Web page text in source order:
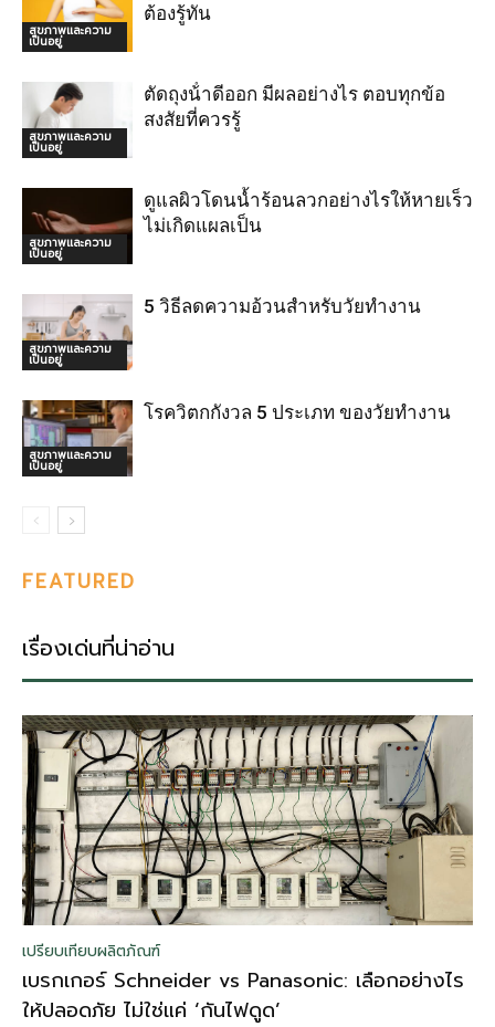
สุขภาพและความ
เป็นอยู่
ต้องรู้ทัน
สุขภาพและความ
เป็นอยู่
ตัดถุงน้ําดีออก มีผลอย่างไร ตอบทุกข้อ
สงสัยที่ควรรู้
สุขภาพและความ
เป็นอยู่
ดูแลผิวโดนน้ำร้อนลวกอย่างไรให้หายเร็ว
ไม่เกิดแผลเป็น
สุขภาพและความ
เป็นอยู่
5 วิธีลดความอ้วนสำหรับวัยทำงาน
สุขภาพและความ
เป็นอยู่
โรควิตกกังวล 5 ประเภท ของวัยทำงาน
FEATURED
เรื่องเด่นที่น่าอ่าน
เปรียบเทียบผลิตภัณฑ์
เบรกเกอร์ Schneider vs Panasonic: เลือกอย่างไร
ให้ปลอดภัย ไม่ใช่แค่ ‘กันไฟดูด’